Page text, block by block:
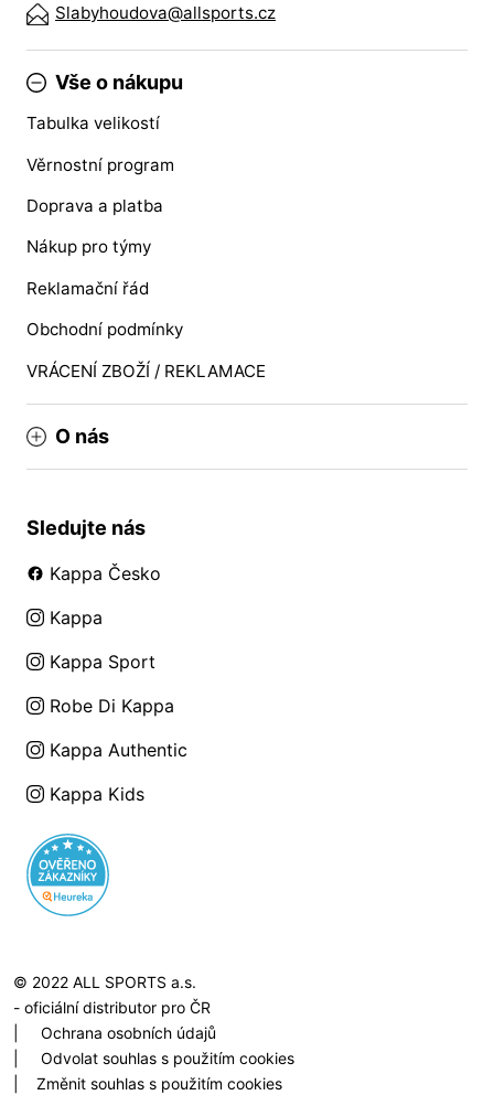
Slabyhoudova@allsports.cz
Vše o nákupu
Tabulka velikostí
Věrnostní program
Doprava a platba
Nákup pro týmy
Reklamační řád
Obchodní podmínky
VRÁCENÍ ZBOŽÍ / REKLAMACE
O nás
Sledujte nás
Kappa Česko
Kappa
Kappa Sport
Robe Di Kappa
Kappa Authentic
Kappa Kids
© 2022 ALL SPORTS a.s.
- oficiální distributor pro ČR
Ochrana osobních údajů
Odvolat souhlas s použitím cookies
Změnit souhlas s použitím cookies